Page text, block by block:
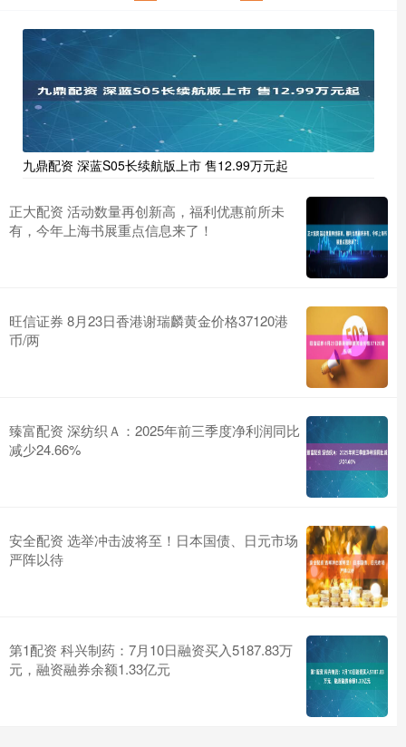
九鼎配资 深蓝S05长续航版上市 售12.99万元起
正大配资 活动数量再创新高，福利优惠前所未
有，今年上海书展重点信息来了！
旺信证券 8月23日香港谢瑞麟黄金价格37120港
币/两
臻富配资 深纺织Ａ：2025年前三季度净利润同比
减少24.66%
安全配资 选举冲击波将至！日本国债、日元市场
严阵以待
第1配资 科兴制药：7月10日融资买入5187.83万
元，融资融券余额1.33亿元